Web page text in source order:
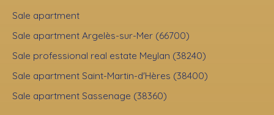
Sale apartment
Sale apartment Argelès-sur-Mer (66700)
Sale professional real estate Meylan (38240)
Sale apartment Saint-Martin-d'Hères (38400)
Sale apartment Sassenage (38360)